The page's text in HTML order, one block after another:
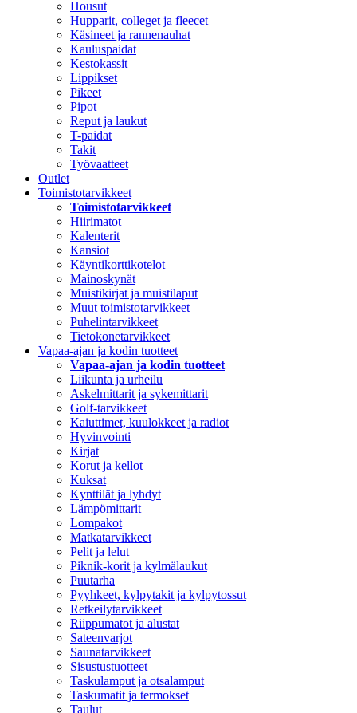
Housut
Hupparit, colleget ja fleecet
Käsineet ja rannenauhat
Kauluspaidat
Kestokassit
Lippikset
Pikeet
Pipot
Reput ja laukut
T-paidat
Takit
Työvaatteet
Outlet
Toimistotarvikkeet
Toimistotarvikkeet
Hiirimatot
Kalenterit
Kansiot
Käyntikorttikotelot
Mainoskynät
Muistikirjat ja muistilaput
Muut toimistotarvikkeet
Puhelintarvikkeet
Tietokonetarvikkeet
Vapaa-ajan ja kodin tuotteet
Vapaa-ajan ja kodin tuotteet
Liikunta ja urheilu
Askelmittarit ja sykemittarit
Golf-tarvikkeet
Kaiuttimet, kuulokkeet ja radiot
Hyvinvointi
Kirjat
Korut ja kellot
Kuksat
Kynttilät ja lyhdyt
Lämpömittarit
Lompakot
Matkatarvikkeet
Pelit ja lelut
Piknik-korit ja kylmälaukut
Puutarha
Pyyhkeet, kylpytakit ja kylpytossut
Retkeilytarvikkeet
Riippumatot ja alustat
Sateenvarjot
Saunatarvikkeet
Sisustustuotteet
Taskulamput ja otsalamput
Taskumatit ja termokset
Taulut